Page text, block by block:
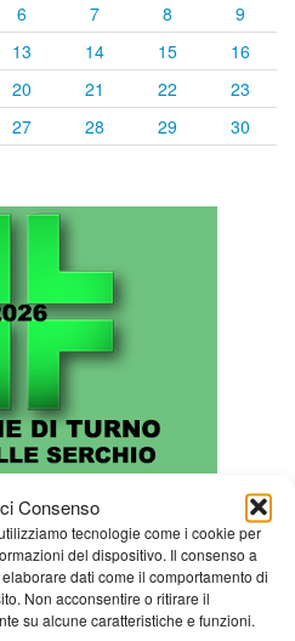
Consenso
tecnologie come i cookie per
del dispositivo. Il consenso a
dati come il comportamento di
Non acconsentire o ritirare il
su alcune caratteristiche e funzioni.
6 7 8
9
13 14 15
16
20 21 22
23
27 28 29
30